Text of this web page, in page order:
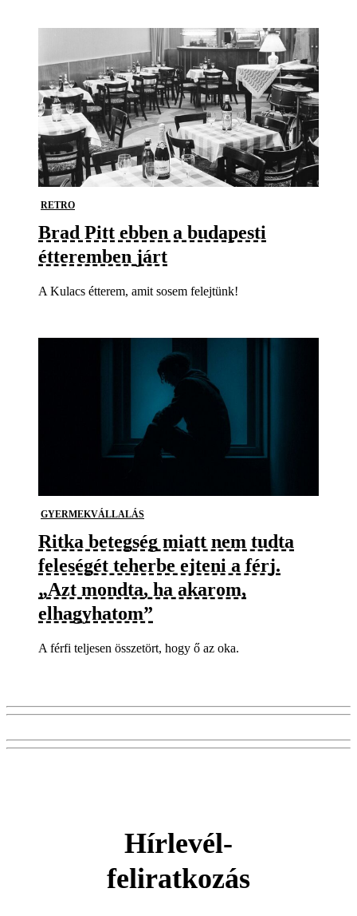
RETRO
Brad Pitt ebben a budapesti
étteremben járt
A Kulacs étterem, amit sosem felejtünk!
GYERMEKVÁLLALÁS
Ritka betegség miatt nem tudta
feleségét teherbe ejteni a férj.
„Azt mondta, ha akarom,
elhagyhatom”
A férfi teljesen összetört, hogy ő az oka.
Hírlevél-
feliratkozás